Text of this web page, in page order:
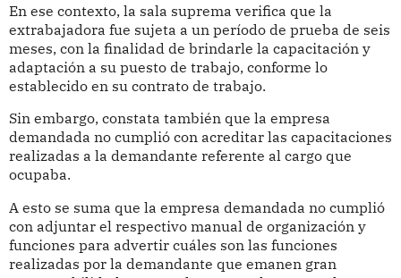
En ese contexto, la sala suprema verifica que la
extrabajadora fue sujeta a un período de prueba de seis
meses, con la finalidad de brindarle la capacitación y
adaptación a su puesto de trabajo, conforme lo
establecido en su contrato de trabajo.
Sin embargo, constata también que la empresa
demandada no cumplió con acreditar las capacitaciones
realizadas a la demandante referente al cargo que
ocupaba.
A esto se suma que la empresa demandada no cumplió
con adjuntar el respectivo manual de organización y
funciones para advertir cuáles son las funciones
realizadas por la demandante que emanen gran